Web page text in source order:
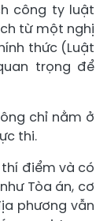
công ty luật
từ một nghị
thức (Luật
trọng để
chỉ nằm ở
thi.
điểm và có
Tòa án, cơ
phương vẫn